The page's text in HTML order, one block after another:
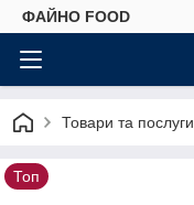
ФАЙНО FOOD
Товари та послуги
Топ